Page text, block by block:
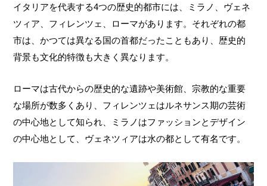
イタリアを代表する4つの歴史的都市には、ミラノ、ヴェネ
ツィア、フィレンツェ、ローマがあります。それぞれの都
市は、かつては異なる国の首都だったこともあり、歴史的
背景も文化的特徴も大きく異なります。
ローマは古代からの歴史的な遺跡や美術館、宗教的な重要
な場所が数多くあり、フィレンツェはルネサンス期の芸術
の中心地として知られ、ミラノはファッションとデザイン
の中心地として、ヴェネツィアは水の都として有名です。